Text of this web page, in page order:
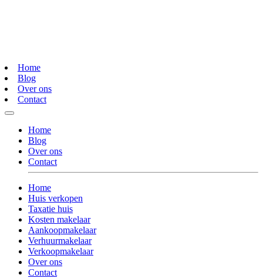
Home
Blog
Over ons
Contact
Home
Blog
Over ons
Contact
Home
Huis verkopen
Taxatie huis
Kosten makelaar
Aankoopmakelaar
Verhuurmakelaar
Verkoopmakelaar
Over ons
Contact